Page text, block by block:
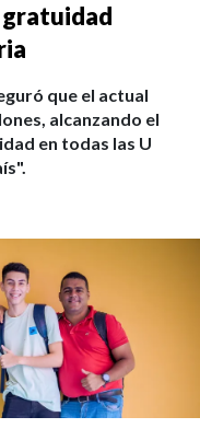
gratuidad
que el actual
alcanzando el
en todas las U